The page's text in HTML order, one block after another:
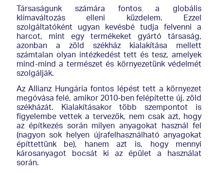
Társaságunk számára fontos a globális
klímaváltozás elleni küzdelem. Ezzel
szolgáltatóként ugyan kevésbé tudja felvenni a
harcot, mint egy termékeket gyártó társaság,
azonban a zöld székház kialakítása mellett
számtalan olyan intézkedést tett és tesz, amelyek
mind-mind a természet és környezetünk védelmét
szolgálják.
Az Allianz Hungária fontos lépést tett a környezet
megóvása felé, amikor 2010-ben felépítette új, zöld
székházát. Kialakításakor több szempontot is
figyelembe vettek a tervezők, nem csak azt, hogy
az építkezés során milyen anyagokat használ fel
(nagyon sok helyen újrafelhasználható anyagokat
építtettünk be), hanem azt is, hogy mennyi
károsanyagot bocsát ki az épület a használat
során.